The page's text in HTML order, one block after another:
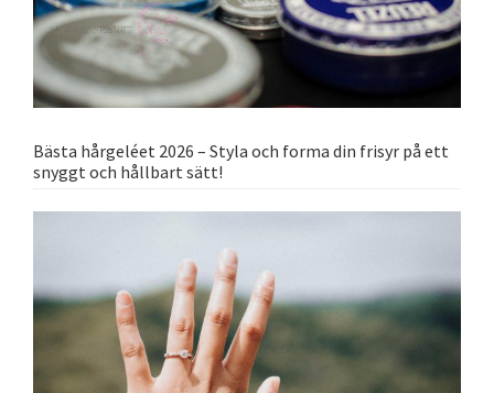
Bästa hårgeléet 2026 – Styla och forma din frisyr på ett
snyggt och hållbart sätt!